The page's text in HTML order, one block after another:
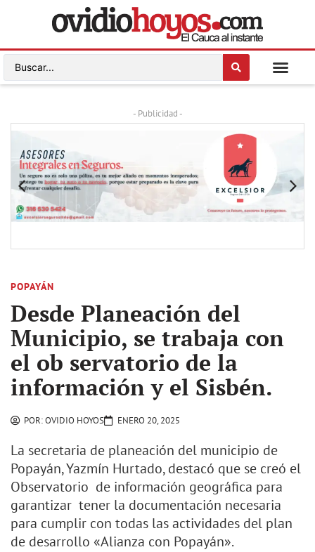
- Publicidad -
POPAYÁN
Desde Planeación del
Municipio, se trabaja con
el ob servatorio de la
información y el Sisbén.
POR:OVIDIO HOYOS ENERO 20, 2025
La secretaria de planeación del municipio de
Popayán, Yazmín Hurtado, destacó que se creó el
Observatorio de información geográfica para
garantizar tener la documentación necesaria
para cumplir con todas las actividades del plan
de desarrollo «Alianza con Popayán».